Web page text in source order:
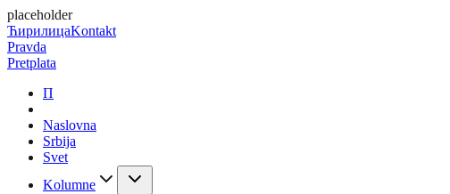
placeholder
ЋирилицаKontakt
Pravda
Pretplata
П
Naslovna
Srbija
Svet
Kolumne